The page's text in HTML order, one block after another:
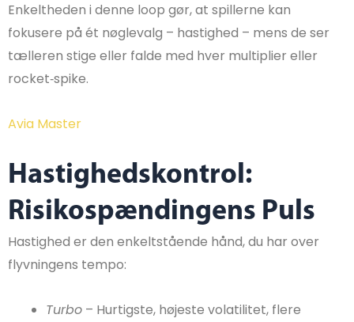
Enkeltheden i denne loop gør, at spillerne kan
fokusere på ét nøglevalg – hastighed – mens de ser
tælleren stige eller falde med hver multiplier eller
rocket‑spike.
Avia Master
Hastighedskontrol:
Risikospændingens Puls
Hastighed er den enkeltstående hånd, du har over
flyvningens tempo:
Turbo – Hurtigste, højeste volatilitet, flere